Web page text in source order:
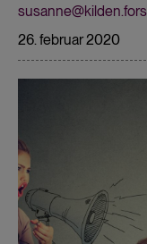
26. februar 2020